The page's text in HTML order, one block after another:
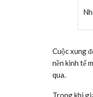
Cuộc xung
nền kinh tế
qua.
Trong khi